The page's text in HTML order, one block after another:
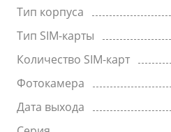
Тип корпуса
Тип SIM-карты
Количество SIM-карт
Фотокамера
Дата выхода